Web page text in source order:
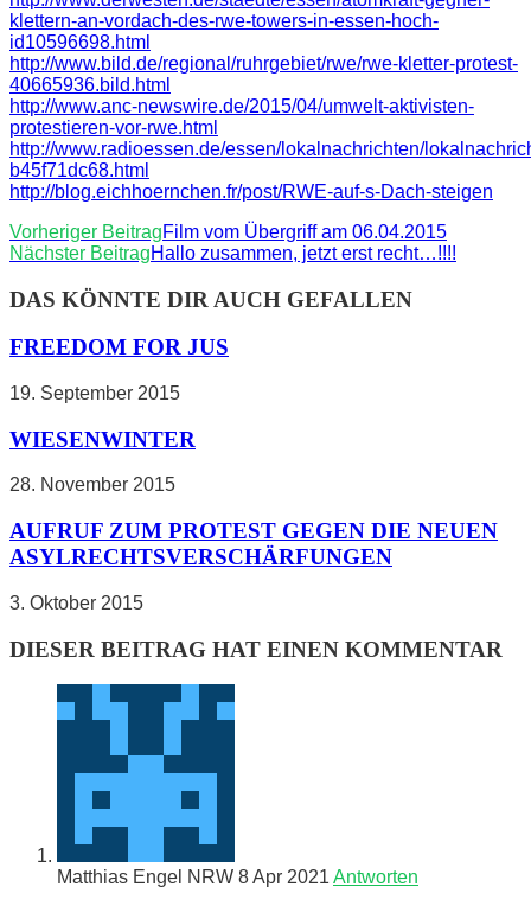
klettern-an-vordach-des-rwe-towers-in-essen-hoch-
id10596698.html
http://www.bild.de/regional/ruhrgebiet/rwe/rwe-kletter-protest-
40665936.bild.html
http://www.anc-newswire.de/2015/04/umwelt-aktivisten-
protestieren-vor-rwe.html
http://www.radioessen.de/essen/lokalnachrichten/
b45f71dc68.html
http://blog.eichhoernchen.fr/post/RWE-auf-s-Dach-steigen
WEITERE
ARTIKEL
ANSEHEN
Vorheriger BeitragFilm vom Übergriff am 06.04.2015
Nächster BeitragHallo zusammen, jetzt erst recht…!!!!
DAS KÖNNTE DIR AUCH GEFALLEN
FREEDOM FOR JUS
19. September 2015
WIESENWINTER
28. November 2015
AUFRUF ZUM PROTEST GEGEN DIE NEUEN
ASYLRECHTSVERSCHÄRFUNGEN
3. Oktober 2015
DIESER BEITRAG HAT EINEN KOMMENTAR
Matthias Engel NRW 8 Apr 2021 Antworten